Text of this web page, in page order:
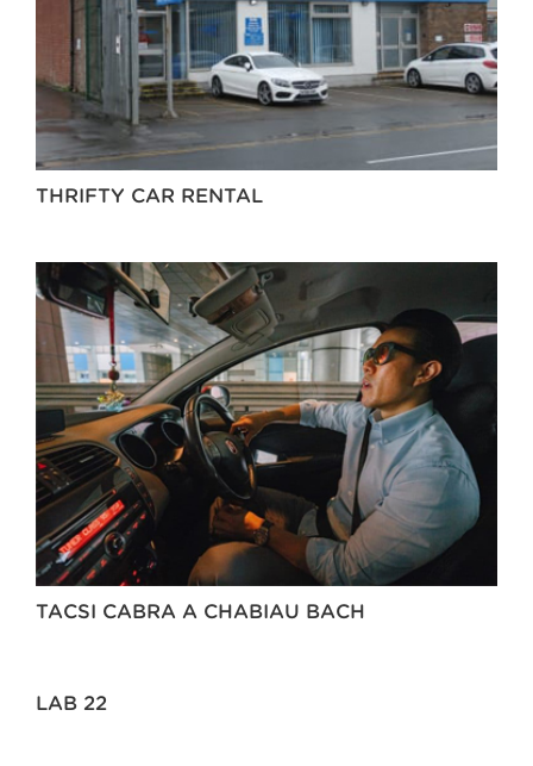
THRIFTY CAR RENTAL
TACSI CABRA A CHABIAU BACH
LAB 22